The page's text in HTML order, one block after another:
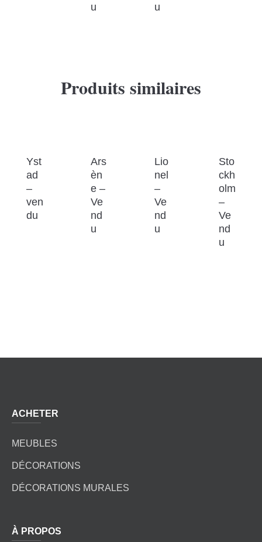
u
u
Produits similaires
Yst
ad
–
ven
du
Ars
èn
e –
Ve
nd
u
Lio
nel
–
Ve
nd
u
Sto
ckh
olm
–
Ve
nd
u
ACHETER
MEUBLES
DÉCORATIONS
DÉCORATIONS MURALES
À PROPOS